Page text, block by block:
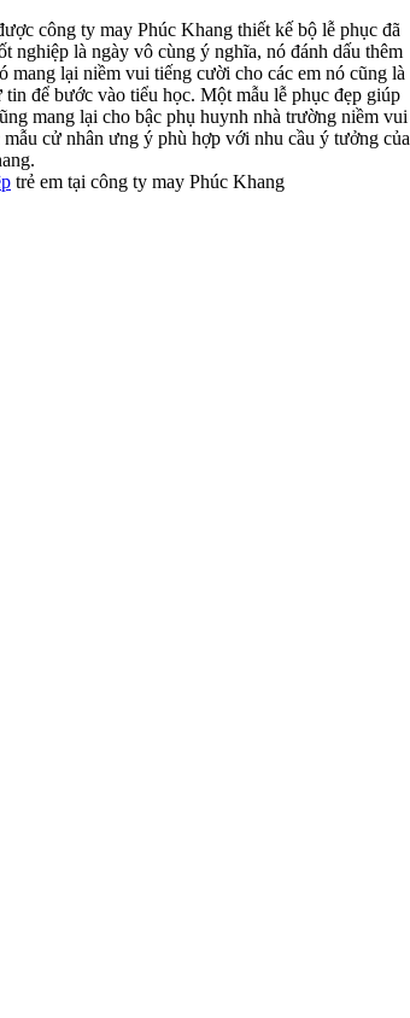
công ty may Phúc Khang thiết kế bộ lễ phục đã
nghiệp là ngày vô cùng ý nghĩa, nó đánh dấu thêm
mang lại niềm vui tiếng cười cho các em nó cũng là
để bước vào tiểu học. Một mẫu lễ phục đẹp giúp
mang lại cho bậc phụ huynh nhà trường niềm vui
cử nhân ưng ý phù hợp với nhu cầu ý tưởng của
trẻ em tại công ty may Phúc Khang